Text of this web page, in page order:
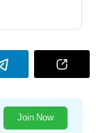
Join Now